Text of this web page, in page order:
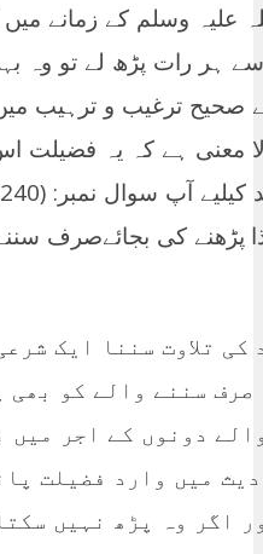
وسلم کے زمانے میں
رات پڑھ لے تو وہ
صحیح ترغیب و ترہیب
معنی ہے کہ یہ
لہذا پڑھنے کی
تلاوت سننا ایک
سننے والے کو بھی
دونوں کے اجر میں
میں وارد فضیلت
اگر وہ پڑھ نہیں